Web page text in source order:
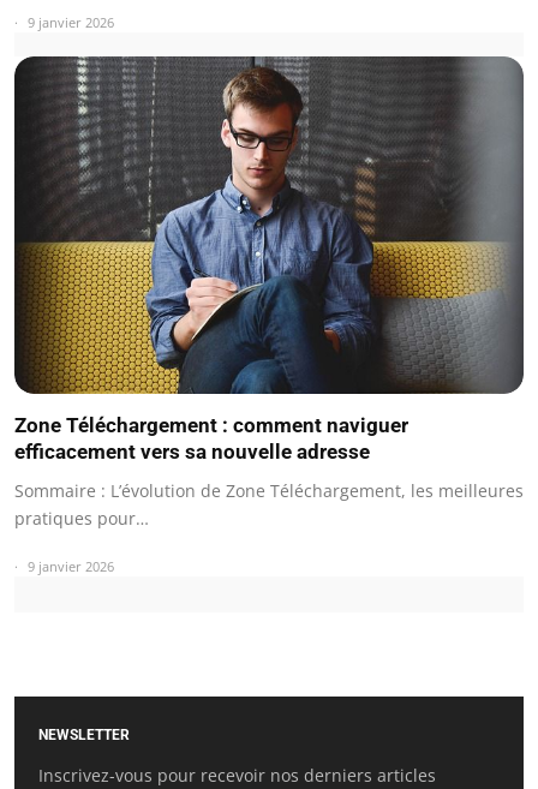
9 janvier 2026
Zone Téléchargement : comment naviguer
efficacement vers sa nouvelle adresse
Sommaire : L’évolution de Zone Téléchargement, les meilleures
pratiques pour…
9 janvier 2026
NEWSLETTER
Inscrivez-vous pour recevoir nos derniers articles